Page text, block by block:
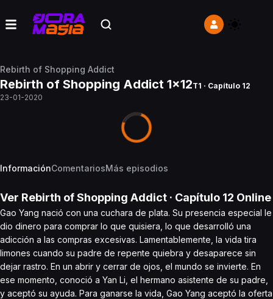
Rebirth of Shopping Addict
Rebirth of Shopping Addict 1x12T1 · Capítulo 12
23-01-2020
InformaciónComentariosMás episodios
Ver Rebirth of Shopping Addict · Capítulo 12 Online
Gao Yang nació con una cuchara de plata. Su presencia especial le
dio dinero para comprar lo que quisiera, lo que desarrolló una
adicción a las compras excesivas. Lamentablemente, la vida tira
limones cuando su padre de repente quiebra y desaparece sin
dejar rastro. En un abrir y cerrar de ojos, el mundo se invierte. En
ese momento, conoció a Yan Li, el hermano asistente de su padre,
y aceptó su ayuda. Para ganarse la vida, Gao Yang aceptó la oferta